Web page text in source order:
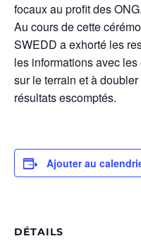
focaux au profit des ONG.
Au cours de cette
SWEDD a exhorté les
les informations avec
sur le terrain et à doubler
résultats escomptés.
Ajouter au
DÉTAILS